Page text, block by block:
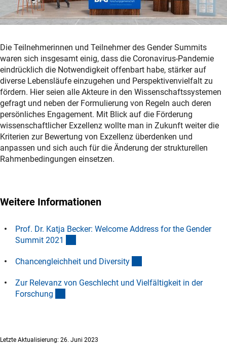
Die Teilnehmerinnen und Teilnehmer des Gender Summits
waren sich insgesamt einig, dass die Coronavirus-Pandemie
eindrücklich die Notwendigkeit offenbart habe, stärker auf
diverse Lebensläufe einzugehen und Perspektivenvielfalt zu
fördern. Hier seien alle Akteure in den Wissenschaftssystemen
gefragt und neben der Formulierung von Regeln auch deren
persönliches Engagement. Mit Blick auf die Förderung
wissenschaftlicher Exzellenz wollte man in Zukunft weiter die
Kriterien zur Bewertung von Exzellenz überdenken und
anpassen und sich auch für die Änderung der strukturellen
Rahmenbedingungen einsetzen.
Weitere Informationen
Prof. Dr. Katja Becker: Welcome Address for the Gender
Summit 2021
Chancengleichheit und Diversity
Zur Relevanz von Geschlecht und Vielfältigkeit in der
Forschung
Letzte Aktualisierung: 26. Juni 2023